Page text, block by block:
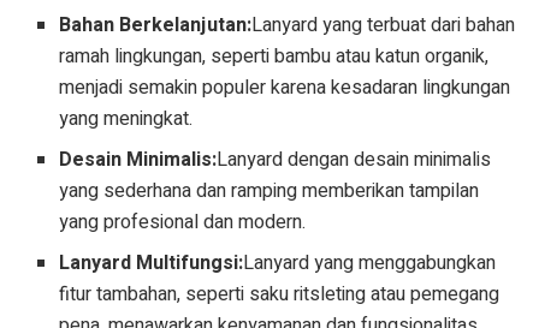
Bahan Berkelanjutan:Lanyard yang terbuat dari bahan
ramah lingkungan, seperti bambu atau katun organik,
menjadi semakin populer karena kesadaran lingkungan
yang meningkat.
Desain Minimalis:Lanyard dengan desain minimalis
yang sederhana dan ramping memberikan tampilan
yang profesional dan modern.
Lanyard Multifungsi:Lanyard yang menggabungkan
fitur tambahan, seperti saku ritsleting atau pemegang